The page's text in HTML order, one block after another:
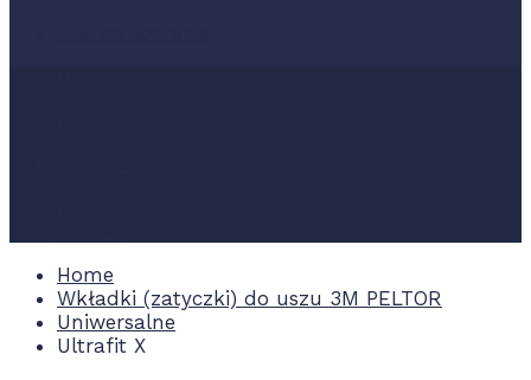
Home
Wkładki (zatyczki) do uszu 3M PELTOR
Uniwersalne
Ultrafit X